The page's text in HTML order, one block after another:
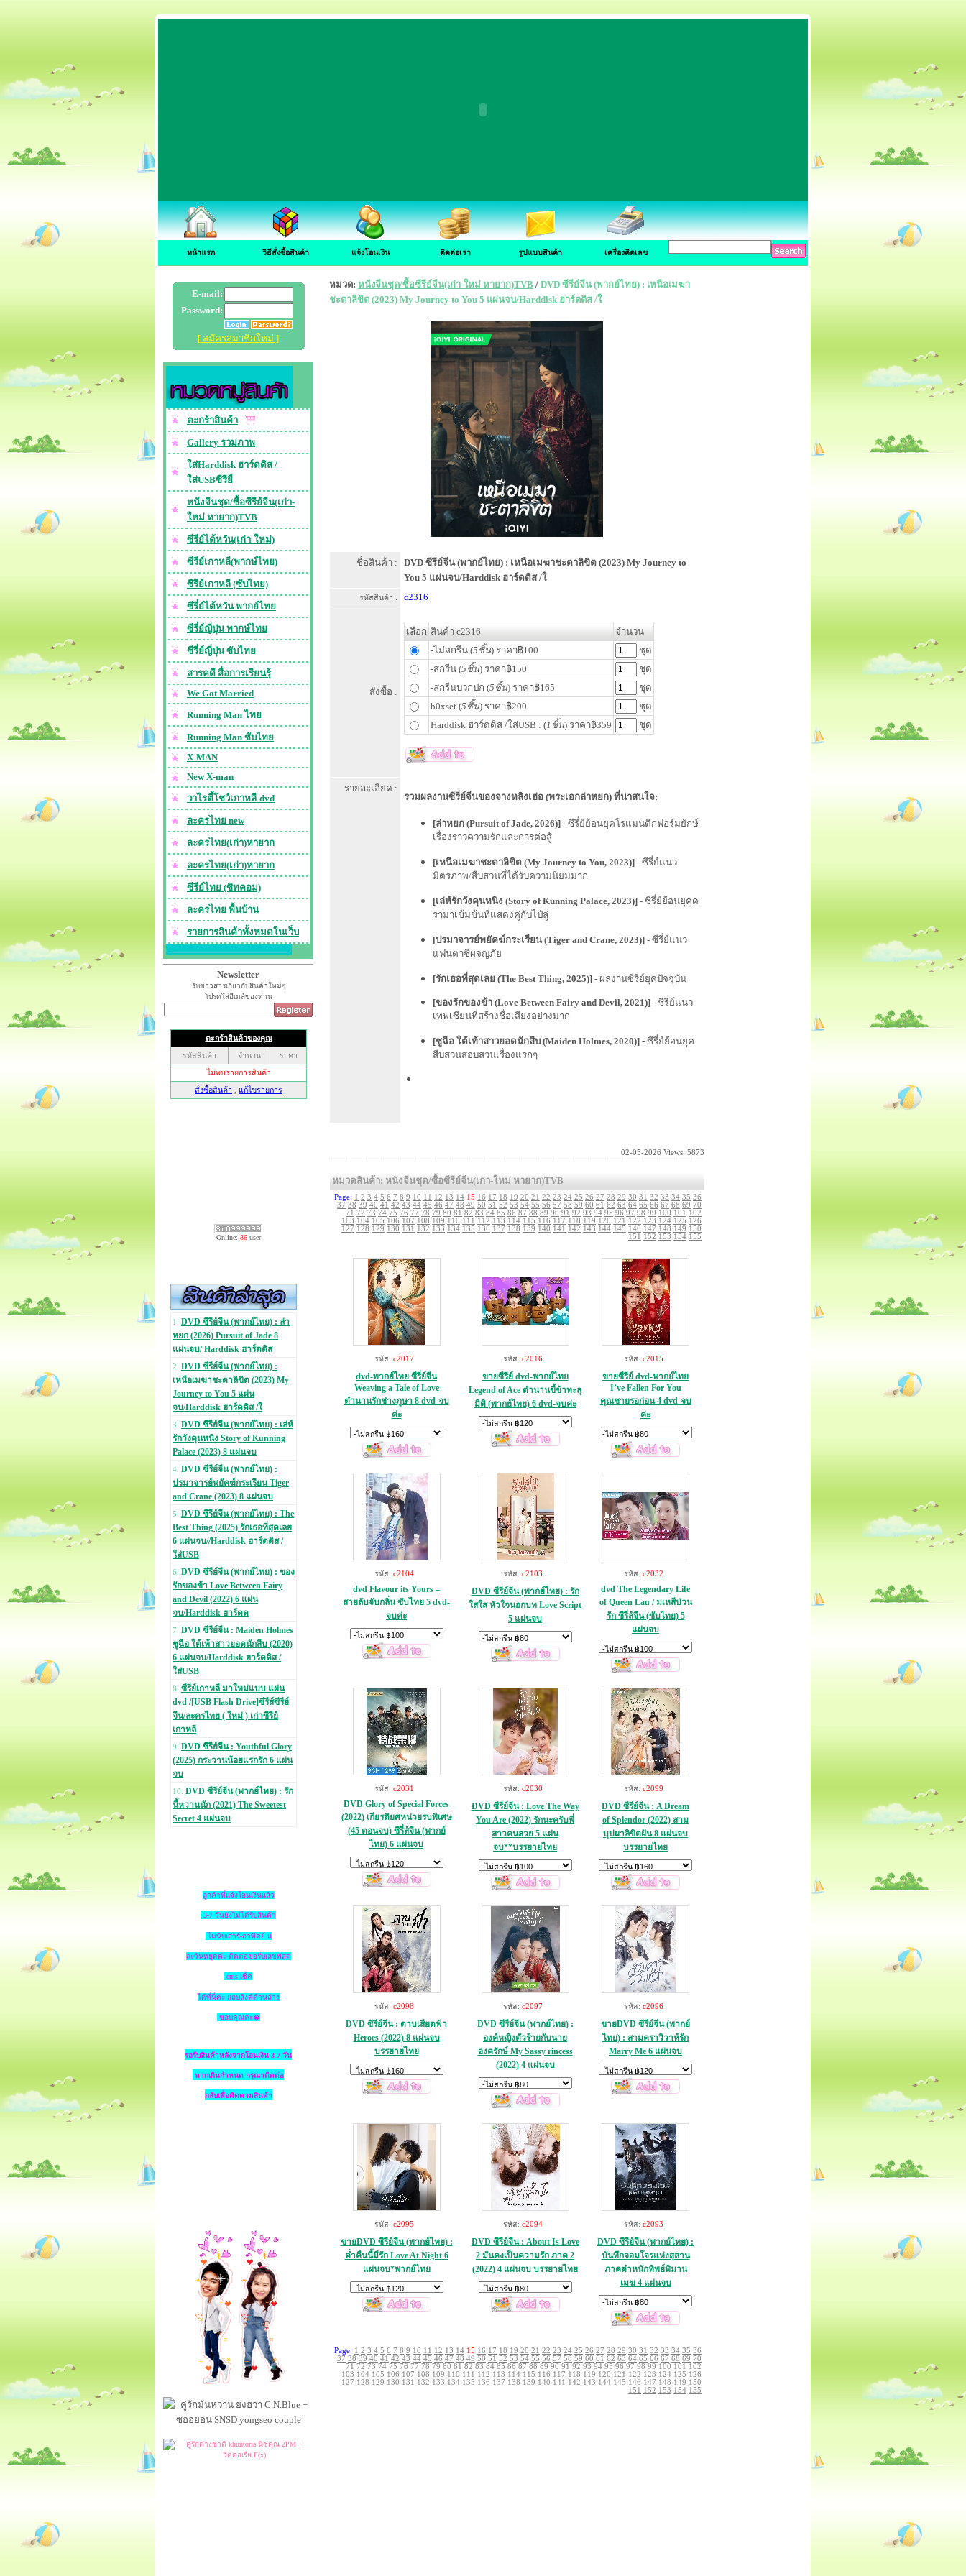
หน้าแรก วิธีสั่งซื้อสินค้า แจ้งโอนเงิน ติดต่อเรา รูปแบบสินค้า เครื่องคิดเลข
E-mail:
Password:
[ สมัครสมาชิกใหม่ ]
ตะกร้าสินค้า
Gallery รวมภาพ
ใส่Harddisk ฮาร์ดดิส /
ใส่USBซีรียื
หนังจีนชุด/ซื้อซีรีย์จีน(เก่า-
ใหม่ หายาก)TVB
ซีรีย์ไต้หวัน(เก่า-ใหม่)
ซีรีย์เกาหลี(พากษ์ไทย)
ซีรีย์เกาหลี (ซับไทย)
ซีรี่ย์ไต้หวัน พากย์ไทย
ซีรี่ย์ญี่ปุ่น พากษ์ไทย
ซีรี่ย์ญี่ปุ่น ซับไทย
สารคดี สื่อการเรียนรุ้
We Got Married
Running Man ไทย
Running Man ซับไทย
X-MAN
New X-man
วาไรตี้โชว์เกาหลี-dvd
ละครไทย new
ละครไทย(เก่า)หายาก
ละครไทย(เก่า)หายาก
ซีรีย์ไทย (ซิทคอม)
ละครไทย พื้นบ้าน
รายการสินค้าทั้งหมดในเว็บ
Newsletter
รับข่าวสารเกี่ยวกับสินค้าใหม่ๆ
โปรดใส่อีเมล์ของท่าน
Online: 86user
1. DVD ซีรีย์จีน (พากย์ไทย) : ล่า
หยก (2026) Pursuit of Jade 8
แผ่นจบ/ Harddisk ฮาร์ดดิส
2. DVD ซีรีย์จีน (พากย์ไทย) :
เหนือเมฆาชะตาลิขิต (2023) My
Journey to You 5 แผ่น
จบ/Harddisk ฮาร์ดดิส /ใ
3. DVD ซีรีย์จีน (พากย์ไทย) : เล่ห์
รักวังคุนหนิง Story of Kunning
Palace (2023) 8 แผ่นจบ
4. DVD ซีรีย์จีน (พากย์ไทย) :
ปรมาจารย์พยัคฆ์กระเรียน Tiger
and Crane (2023) 8 แผ่นจบ
5. DVD ซีรีย์จีน (พากย์ไทย) : The
Best Thing (2025) รักเธอที่สุดเลย
6 แผ่นจบ//Harddisk ฮาร์ดดิส /
ใส่USB
6. DVD ซีรีย์จีน (พากย์ไทย) : ของ
รักของข้า Love Between Fairy
and Devil (2022) 6 แผ่น
จบ/Harddisk ฮาร์ดด
7. DVD ซีรีย์จีน : Maiden Holmes
ซูฉือ ใต้เท้าสาวยอดนักสืบ (2020)
6 แผ่นจบ/Harddisk ฮาร์ดดิส /
ใส่USB
8. ซีรีย์เกาหลี มาใหม่แบบ แผ่น
dvd /[USB Flash Drive]ซีรีส์ซีรีย์
จีน/ละครไทย ( ใหม่ ) เก่าซีรีย์
เกาหลี
9. DVD ซีรีย์จีน : Youthful Glory
(2025) กระวานน้อยแรกรัก 6 แผ่น
จบ
10. DVD ซีรีย์จีน (พากย์ไทย) : รัก
นี้หวานนัก (2021) The Sweetest
Secret 4 แผ่นจบ
ลูกค้าที่แจ้งโอนเงินแล้ว
3-7 วันยังไม่ได้รับสินค้า
ไม่นับเสาร์-อาทิตย์ แ
ละวันหยุดค่ะ ติดต่อขอรับเลขพัสดุ
ems เช็ค
ได้ที่นี่ค่ะ แถบลิงค์ด้านล่าง
ขอบคุณค่ะ�
รอรับสินค้าหลังจากโอนเงิน 3-7 วัน
หากเกินกำหนด กรุณาติดต่อ
กลับเพื่อติดตามสินค้า
หมวด: หนังจีนชุด/ซื้อซีรีย์จีน(เก่า-ใหม่ หายาก)TVB / DVD ซีรีย์จีน (พากย์ไทย) : เหนือเมฆา
ชะตาลิขิต (2023) My Journey to You 5 แผ่นจบ/Harddisk ฮาร์ดดิส /ใ
ชื่อสินค้า :
DVD ซีรีย์จีน (พากย์ไทย) : เหนือเมฆาชะตาลิขิต (2023) My Journey to
You 5 แผ่นจบ/Harddisk ฮาร์ดดิส /ใ
รหัสสินค้า : c2316
สั่งซื้อ :
เลือก สินค้า c2316
จำนวน
-ไม่สกรีน (5ชิ้น) ราคา฿100
ชุด
-สกรีน (5ชิ้น) ราคา฿150
ชุด
-สกรีนบวกปก (5ชิ้น) ราคา฿165
ชุด
b0xset (5ชิ้น) ราคา฿200
ชุด
Harddisk ฮาร์ดดิส /ใส่USB : (1ชิ้น) ราคา฿359 ชุด
รายละเอียด :
รวมผลงานซีรี่ย์จีนของจางหลิงเฮ่อ (พระเอกล่าหยก) ที่น่าสนใจ:
[ล่าหยก (Pursuit of Jade, 2026)] - ซีรี่ย์ย้อนยุคโรแมนติกฟอร์มยักษ์
เรื่องราวความรักและการต่อสู้
[เหนือเมฆาชะตาลิขิต (My Journey to You, 2023)] - ซีรี่ย์แนว
มิตรภาพ/สืบสวนที่ได้รับความนิยมมาก
[เล่ห์รักวังคุนหนิง (Story of Kunning Palace, 2023)] - ซีรี่ย์ย้อนยุคด
ราม่าเข้มข้นที่แสดงคู่กับไป๋ลู่
[ปรมาจารย์พยัคฆ์กระเรียน (Tiger and Crane, 2023)] - ซีรี่ย์แนว
แฟนตาซีผจญภัย
[รักเธอที่สุดเลย (The Best Thing, 2025)] - ผลงานซีรี่ย์ยุคปัจจุบัน
[ของรักของข้า (Love Between Fairy and Devil, 2021)] - ซีรี่ย์แนว
เทพเซียนที่สร้างชื่อเสียงอย่างมาก
[ซูฉือ ใต้เท้าสาวยอดนักสืบ (Maiden Holmes, 2020)] - ซีรี่ย์ย้อนยุค
สืบสวนสอบสวนเรื่องแรกๆ
02-05-2026 Views: 5873
หมวดสินค้า: หนังจีนชุด/ซื้อซีรีย์จีน(เก่า-ใหม่ หายาก)TVB
Page: 1 2 3 4 5 6 7 8 9 10 11 12 13 14 15 16 17 18 19 20 21 22 23 24 25 26 27 28 29 30 31 32 33 34 35 36
37 38 39 40 41 42 43 44 45 46 47 48 49 50 51 52 53 54 55 56 57 58 59 60 61 62 63 64 65 66 67 68 69 70
71 72 73 74 75 76 77 78 79 80 81 82 83 84 85 86 87 88 89 90 91 92 93 94 95 96 97 98 99 100 101
102
103 104 105 106 107 108 109 110 111 112 113 114 115 116 117 118 119 120 121 122 123 124 125 126
127 128 129 130 131 132 133 134 135 136 137 138 139 140 141 142 143 144 145 146 147 148 149 150
151
152 153 154 155
รหัส: c2017
dvd-พากย์ไทย ซีรี่ย์จีน
Weaving a Tale of Love
ตำนานรักช่างภูษา 8 dvd-จบ
ค่ะ
รหัส: c2016
ขายซีรีย์ dvd-พากย์ไทย
Legend of Ace ตำนานขี้ข้าทะลุ
มิติ (พากย์ไทย) 6 dvd-จบค่ะ
รหัส: c2015
ขายซีรีย์ dvd-พากย์ไทย
I’ve Fallen For You
คุณชายรอก่อน 4 dvd-จบ
ค่ะ
รหัส: c2104
dvd Flavour its Yours –
สายลับจับกลิ่น ซับไทย 5 dvd-
จบค่ะ
รหัส: c2103
DVD ซีรีย์จีน (พากย์ไทย) : รัก
ใสใส หัวใจนอกบท Love Script
5 แผ่นจบ
รหัส: c2032
dvd The Legendary Life
of Queen Lau / มเหสีป่วน
รัก ซีรี่ส์จีน (ซับไทย) 5
แผ่นจบ
รหัส: c2031
DVD Glory of Special Forces
(2022) เกียรติยศหน่วยรบพิเศษ
(45 ตอนจบ) ซีรี่ส์จีน (พากย์
ไทย) 6 แผ่นจบ
รหัส: c2030
DVD ซีรีย์จีน : Love The Way
You Are (2022) รักนะครับพี่
สาวคนสวย 5 แผ่น
จบ**บรรยายไทย
รหัส: c2099
DVD ซีรีย์จีน : A Dream
of Splendor (2022) สาม
บุปผาลิขิตฝัน 8 แผ่นจบ
บรรยายไทย
รหัส: c2098
DVD ซีรีย์จีน : ดาบเสียดฟ้า
Heroes (2022) 8 แผ่นจบ
บรรยายไทย
รหัส: c2097
DVD ซีรีย์จีน (พากย์ไทย) :
องค์หญิงตัวร้ายกับนาย
องครักษ์ My Sassy rincess
(2022) 4 แผ่นจบ
รหัส: c2096
ขายDVD ซีรีย์จีน (พากย์
ไทย) : สามคราวิวาห์รัก
Marry Me 6 แผ่นจบ
รหัส: c2095
ขายDVD ซีรีย์จีน (พากย์ไทย) :
ค่ำคืนนี้มีรัก Love At Night 6
แผ่นจบ*พากย์ไทย
รหัส: c2094
DVD ซีรีย์จีน : About Is Love
2 มันคงเป็นความรัก ภาค 2
(2022) 4 แผ่นจบ บรรยายไทย
รหัส: c2093
DVD ซีรีย์จีน (พากย์ไทย) :
บันทึกจอมโจรแห่งสุสาน
ภาคตำหนักทิพย์พิมาน
เมฆ 4 แผ่นจบ
Page: 1 2 3 4 5 6 7 8 9 10 11 12 13 14 15 16 17 18 19 20 21 22 23 24 25 26 27 28 29 30 31 32 33 34 35 36
37 38 39 40 41 42 43 44 45 46 47 48 49 50 51 52 53 54 55 56 57 58 59 60 61 62 63 64 65 66 67 68 69 70
71 72 73 74 75 76 77 78 79 80 81 82 83 84 85 86 87 88 89 90 91 92 93 94 95 96 97 98 99 100 101
102
103 104 105 106 107 108 109 110 111 112 113 114 115 116 117 118 119 120 121 122 123 124 125 126
127 128 129 130 131 132 133 134 135 136 137 138 139 140 141 142 143 144 145 146 147 148 149 150
151
152 153 154 155